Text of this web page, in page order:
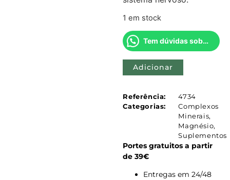
1 em stock
Tem dúvidas sobre este produto?
Adicionar
Referência:
4734
Categorias:
Complexos
Minerais,
Magnésio,
Suplementos
Portes gratuitos a partir
de 39€
Entregas em 24/48